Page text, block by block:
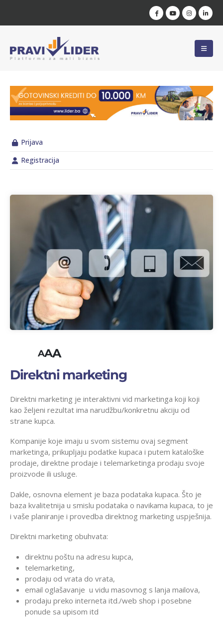
Prijava
Registracija
AAA
Direktni marketing
Direktni marketing je interaktivni vid marketinga koji koji
kao željeni rezultat ima narudžbu/konkretnu akciju od
strane kupca.
Kompanije koje imaju u svom sistemu ovaj segment
marketinga, prikupljaju podatke kupaca i putem kataloške
prodaje, direktne prodaje i telemarketinga prodaju svoje
proizvode ili usluge.
Dakle, osnovna element je baza podataka kupaca. Što je
baza kvalitetnija u smislu podataka o navikama kupaca, to je
i vaše planiranje i provedba direktnog marketing uspješnija.
Direktni marketing obuhvata:
direktnu poštu na adresu kupca,
telemarketing,
prodaju od vrata do vrata,
email oglašavanje u vidu masovnog s lanja mailova,
prodaju preko interneta itd./web shop i posebne
ponude sa upisom itd